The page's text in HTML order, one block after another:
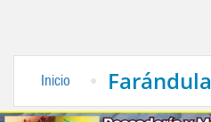
Inicio Farándula